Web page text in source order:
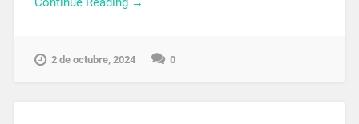
2 de octubre, 2024 0